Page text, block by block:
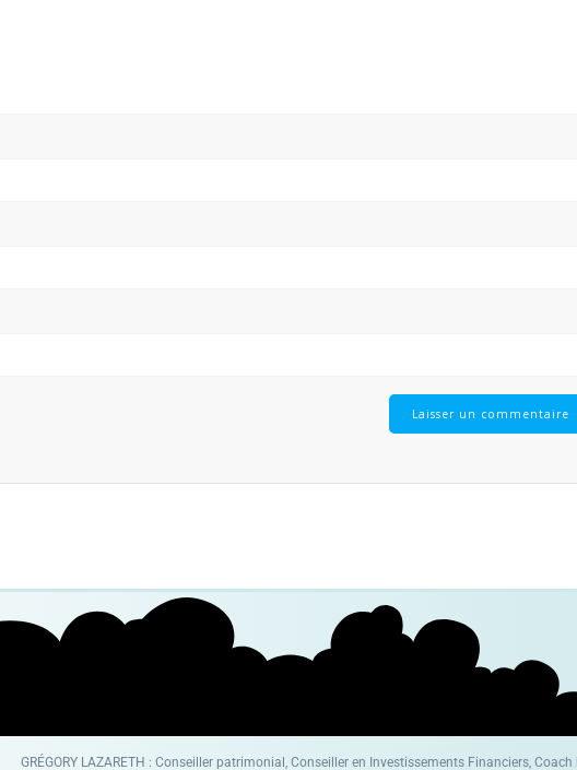
GRÉGORY LAZARETH : Conseiller patrimonial, Conseiller en Investissements Financiers,